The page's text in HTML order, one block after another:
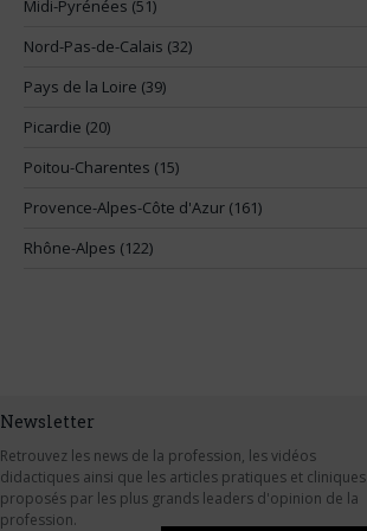
Midi-Pyrénées (51)
Nord-Pas-de-Calais (32)
Pays de la Loire (39)
Picardie (20)
Poitou-Charentes (15)
Provence-Alpes-Côte d'Azur (161)
Rhône-Alpes (122)
Newsletter
Retrouvez les news de la profession, les vidéos
didactiques ainsi que les articles pratiques et cliniques
proposés par les plus grands leaders d'opinion de la
profession.